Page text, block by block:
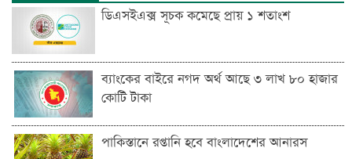
ডিএসইএক্স সূচক কমেছে প্রায় ১ শতাংশ
ব্যাংকের বাইরে নগদ অর্থ আছে ৩ লাখ ৮০ হাজার
কোটি টাকা
পাকিস্তানে রপ্তানি হবে বাংলাদেশের আনারস